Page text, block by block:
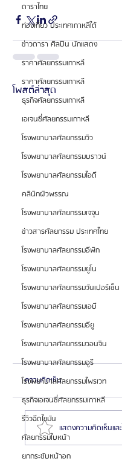
ดาราไทย
ท่องเที่ยว ประเทศเกาหลีใต้
ข่าวดารา ศิลปิน นักแสดง
ราคาศัลยกรรมเกาหลี
ราคาศัลยกรรมเกาหลี
ธุรกิจศัลยกรรมเกาหลี
เอเจนซี่ศัลยกรรมเกาหลี
โรงพยาบาลศัลยกรรมวิว
โรงพยาบาลศัลยกรรมบราวน์
โรงพยาบาลศัลยกรรมไอดี
คลินิกผิวพรรณ
โรงพยาบาลศัลยกรรมเจจุน
ข่าวสารศัลยกรรม ประเทศไทย
โรงพยาบาลศัลยกรรมอีพิก
โรงพยาบาลศัลยกรรมยูโน
โรงพยาบาลศัลยกรรมวันเปอร์เซ็น
โรงพยาบาลศัลยกรรมเอบี
โรงพยาบาลศัลยกรรมอียู
โรงพยาบาลศัลยกรรมวอนจิน
โรงพยาบาลศัลยกรรมอูรี
โรงพยาบาลศัลยกรรมไพรเวท
ธุรกิจเอเจนซี่ศัลยกรรมเกาหลี
รีวิวฉีดไขมัน
ศัลยกรรมใบหน้า
ยกกระชับหน้าอก
โพสต์ล่าสุด
ความคิดเห็น
แสดงความคิดเห็นแล